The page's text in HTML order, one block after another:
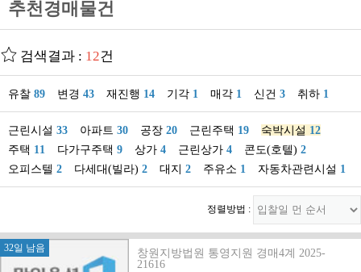
추천경매물건
검색결과 : 12건
유찰 89 변경 43 재진행 14 기각 1 매각 1 신건 3 취하 1
근린시설 33 아파트 30 공장 20 근린주택 19 숙박시설 12
주택 11 다가구주택 9 상가 4 근린상가 4 콘도(호텔) 2
오피스텔 2 다세대(빌라) 2 대지 2 주유소 1 자동차관련시설 1
정렬방법 :
32일 남음
창원지방법원 통영지원 경매4계 2025-
21616